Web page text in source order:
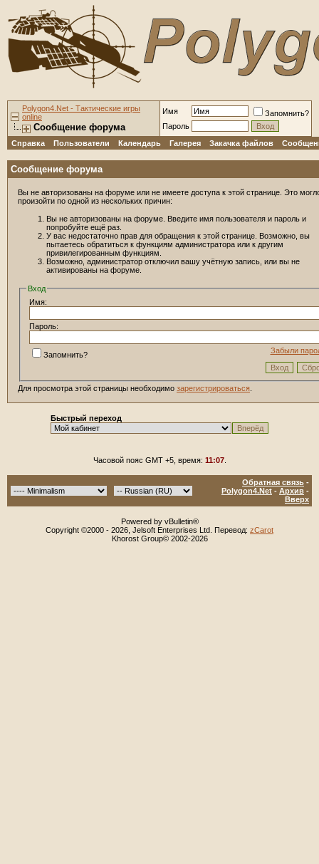
Polygon4.Net - Тактические игры
online
Сообщение форума
Имя
Запомнить?
Пароль
Справка
Пользователи Календарь Галерея Закачка файлов
Сообщение форума
Вы не авторизованы на форуме или не имеете доступа к этой странице. Это
произойти по одной из нескольких причин:
Вы не авторизованы на форуме. Введите имя пользователя и пароль и
попробуйте ещё раз.
У вас недостаточно прав для обращения к этой странице. Возможно, вы
пытаетесь обратиться к функциям администратора или к другим
привилегированным функциям.
Возможно, администратор отключил вашу учётную запись, или вы не
активированы на форуме.
Вход
Имя:
Пароль:
Забыли
Запомнить?
Для просмотра этой страницы необходимо зарегистрироваться
Быстрый переход
Часовой пояс GMT +5, время: 11:07.
Обратная связь -
Polygon4.Net - Архив -
Вверх
Powered by vBulletin®
Copyright ©2000 - 2026, Jelsoft Enterprises Ltd. Перевод: zCarot
Khorost Group© 2002-2026